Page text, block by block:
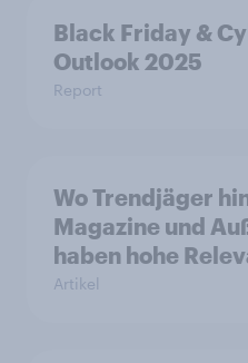
Black Friday &
Outlook 2025
Report
Wo Trendjäger
Magazine und
haben hohe
Artikel